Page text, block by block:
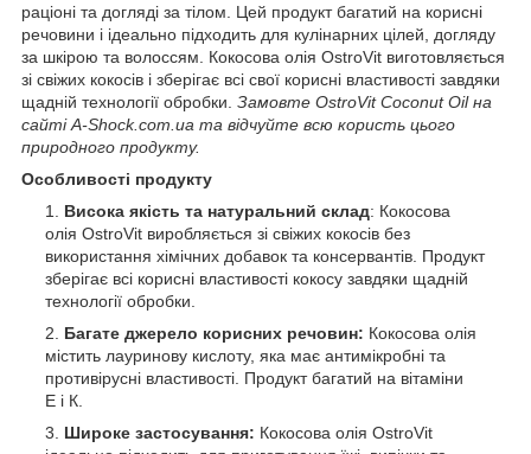
раціоні та догляді за тілом. Цей продукт багатий на корисні
речовини і ідеально підходить для кулінарних цілей, догляду
за шкірою та волоссям. Кокосова олія OstroVit виготовляється
зі свіжих кокосів і зберігає всі свої корисні властивості завдяки
щадній технології обробки. Замовте OstroVit Coconut Oil на
сайті A-Shock.com.ua та відчуйте всю користь цього
природного продукту.
Особливості продукту
Висока якість та натуральний склад: Кокосова
олія OstroVit виробляється зі свіжих кокосів без
використання хімічних добавок та консервантів. Продукт
зберігає всі корисні властивості кокосу завдяки щадній
технології обробки.
Багате джерело корисних речовин: Кокосова олія
містить лауринову кислоту, яка має антимікробні та
противірусні властивості. Продукт багатий на вітаміни
Е і К.
Широке застосування: Кокосова олія OstroVit